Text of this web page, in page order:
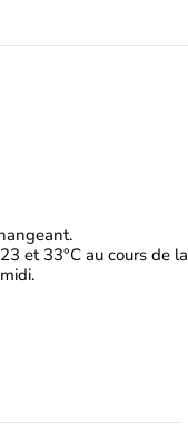
et 33°C au cours de la